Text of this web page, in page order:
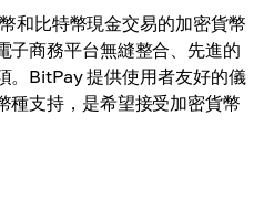
和比特幣現金交易的加密貨幣
子商務平台無縫整合、先進的
。BitPay 提供使用者友好的儀
種支持，是希望接受加密貨幣